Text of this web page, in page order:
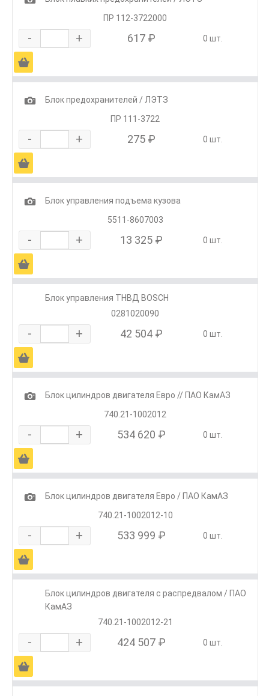
ПР 112-3722000
- + 617 ₽ 0 шт.
Ä
1
Блок предохранителей / ЛЭТЗ
ПР 111-3722
- + 275 ₽ 0 шт.
Ä
1
Блок управления подъема кузова
5511-8607003
- + 13 325 ₽ 0 шт.
Ä
Блок управления ТНВД BOSCH
0281020090
- + 42 504 ₽ 0 шт.
Ä
1
Блок цилиндров двигателя Евро // ПАО КамАЗ
740.21-1002012
- + 534 620 ₽ 0 шт.
Ä
1
Блок цилиндров двигателя Евро / ПАО КамАЗ
740.21-1002012-10
- + 533 999 ₽ 0 шт.
Ä
Блок цилиндров двигателя с распредвалом / ПАО
КамАЗ
740.21-1002012-21
- + 424 507 ₽ 0 шт.
Ä